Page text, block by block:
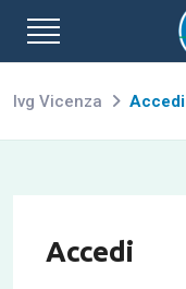
Ivg Vicenza Accedi
Accedi